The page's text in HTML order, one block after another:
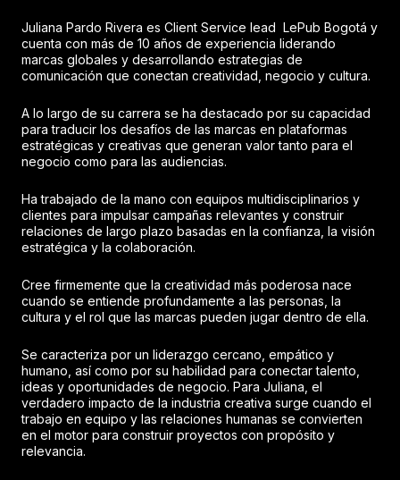
Juliana Pardo Rivera es Client Service lead LePub Bogotá y
cuenta con más de 10 años de experiencia liderando
marcas globales y desarrollando estrategias de
comunicación que conectan creatividad, negocio y cultura.
A lo largo de su carrera se ha destacado por su capacidad
para traducir los desafíos de las marcas en plataformas
estratégicas y creativas que generan valor tanto para el
negocio como para las audiencias.
Ha trabajado de la mano con equipos multidisciplinarios y
clientes para impulsar campañas relevantes y construir
relaciones de largo plazo basadas en la confianza, la visión
estratégica y la colaboración.
Cree firmemente que la creatividad más poderosa nace
cuando se entiende profundamente a las personas, la
cultura y el rol que las marcas pueden jugar dentro de ella.
Se caracteriza por un liderazgo cercano, empático y
humano, así como por su habilidad para conectar talento,
ideas y oportunidades de negocio. Para Juliana, el
verdadero impacto de la industria creativa surge cuando el
trabajo en equipo y las relaciones humanas se convierten
en el motor para construir proyectos con propósito y
relevancia.